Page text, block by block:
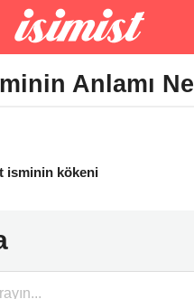
Anlamı
isminin kökeni